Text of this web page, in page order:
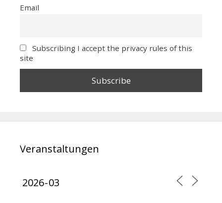
Email
Subscribing I accept the privacy rules of this
site
Veranstaltungen